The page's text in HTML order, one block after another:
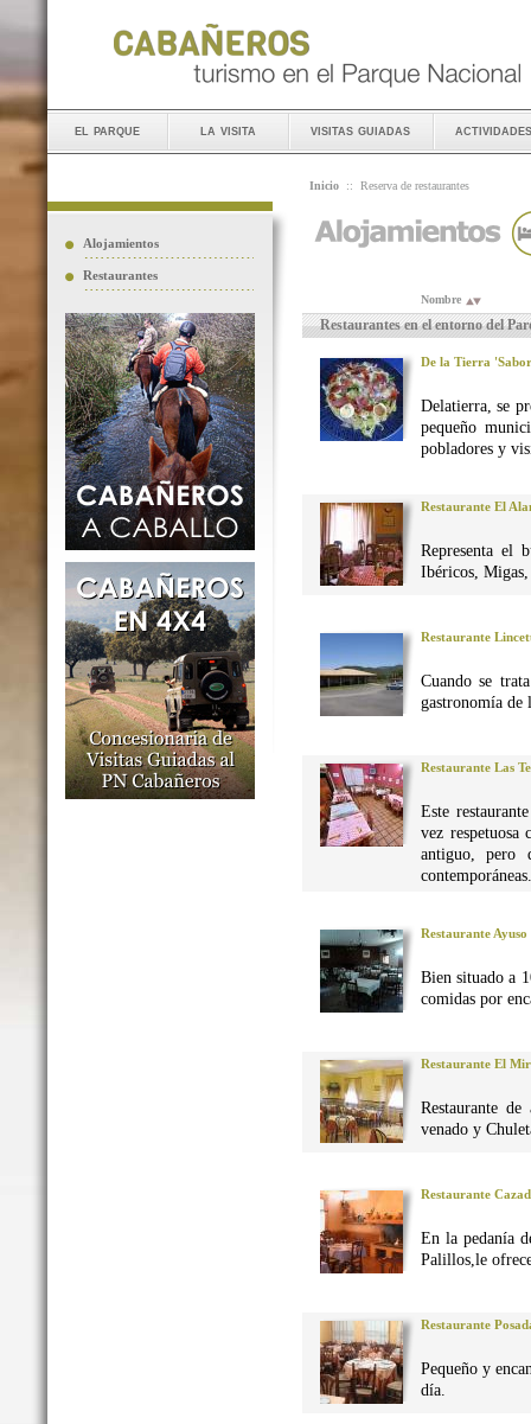
el parque la visita visitas guiadas actividades
Alojamientos
Restaurantes
Inicio :: Reserva de restaurantes
Nombre
Restaurantes en el entorno del
De la Tierra
Delatierra, se
pequeño
pobladores y
Restaurante El
Representa el
Ibéricos, Migas,
Restaurante
Cuando se
gastronomía de
Restaurante Las
Este
vez
antiguo, pero
contemporáneas.
Restaurante Ayuso
Bien situado a
comidas por
Restaurante El
Restaurante
venado y
Restaurante
En la pedanía
Palillos,le
Restaurante
Pequeño y
día.